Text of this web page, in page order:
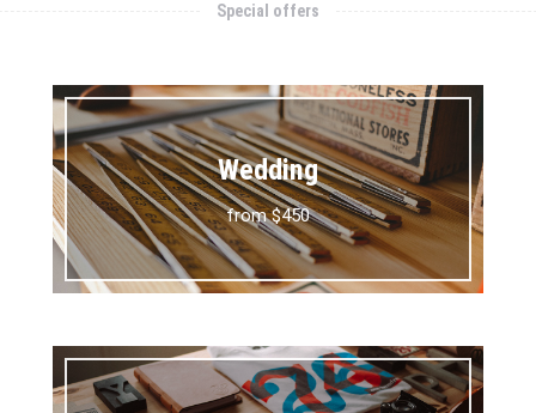
Special offers
Wedding
from $450